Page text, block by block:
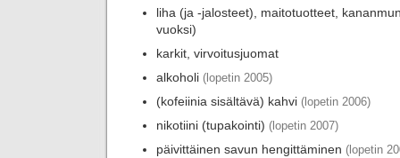
liha (ja -jalosteet), maitotuotteet,
vuoksi)
karkit, virvoitusjuomat
alkoholi (lopetin 2005)
(kofeiinia sisältävä) kahvi (lopetin 2006)
nikotiini (tupakointi) (lopetin 2007)
päivittäinen savun hengittäminen (lopetin